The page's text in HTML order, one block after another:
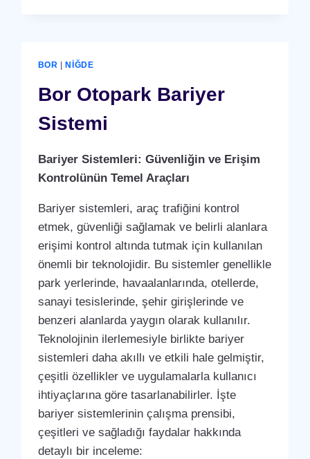
YAZILIMI
(PROGRAMI)
BOR NIĞDE
Bor Otopark Bariyer
Sistemi
Bariyer Sistemleri: Güvenliğin ve Erişim
Kontrolünün Temel Araçları
Bariyer sistemleri, araç trafiğini kontrol
etmek, güvenliği sağlamak ve belirli alanlara
erişimi kontrol altında tutmak için kullanılan
önemli bir teknolojidir. Bu sistemler genellikle
park yerlerinde, havaalanlarında, otellerde,
sanayi tesislerinde, şehir girişlerinde ve
benzeri alanlarda yaygın olarak kullanılır.
Teknolojinin ilerlemesiyle birlikte bariyer
sistemleri daha akıllı ve etkili hale gelmiştir,
çeşitli özellikler ve uygulamalarla kullanıcı
ihtiyaçlarına göre tasarlanabilirler. İşte
bariyer sistemlerinin çalışma prensibi,
çeşitleri ve sağladığı faydalar hakkında
detaylı bir inceleme: